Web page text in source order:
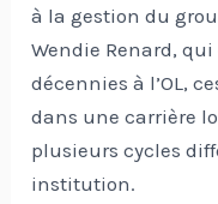
à la gestion du
Wendie Renard,
décennies à l’OL,
dans une carrière
plusieurs cycles
institution.